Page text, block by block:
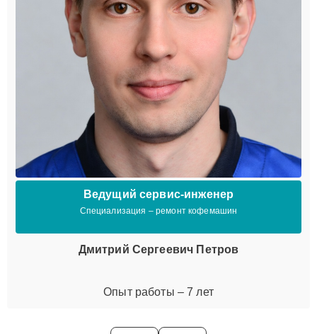
Ведущий сервис-инженер
Специализация – ремонт кофемашин
Дмитрий Сергеевич Петров
Опыт работы – 7 лет